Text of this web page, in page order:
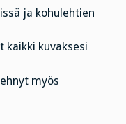
ja kohulehtien
kaikki kuvaksesi
myös